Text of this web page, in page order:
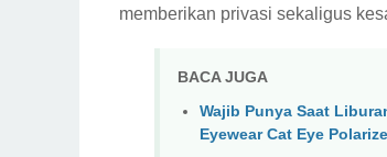
memberikan privasi sekaligus
BACA JUGA
Wajib Punya Saat
Eyewear Cat Eye